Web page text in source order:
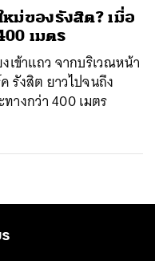
ม่ของรังสิต? เมื่อ
เมตร
ข้าแถว จากบริเวณหน้า
รังสิต ยาวไปจนถึง
างกว่า 400 เมตร